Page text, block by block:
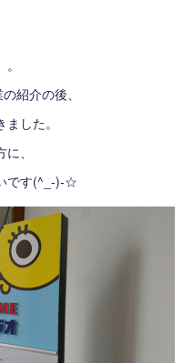
紹介の後、
した。
、
です(^_-)-☆